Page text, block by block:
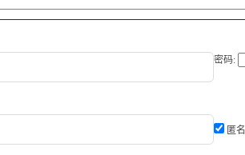
密码:
匿